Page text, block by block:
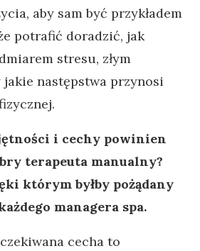
aby sam być przykładem
potrafić doradzić, jak
stresu, złym
następstwa przynosi
i cechy powinien
terapeuta manualny?
którym byłby pożądany
managera spa.
cecha to